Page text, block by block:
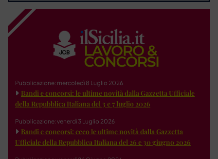
Pubblicazione: mercoledì 8 Luglio 2026
Bandi e concorsi: le ultime novità dalla Gazzetta Ufficiale
della Repubblica Italiana del 3 e 7 luglio 2026
Pubblicazione: venerdì 3 Luglio 2026
Bandi e concorsi: ecco le ultime novità dalla Gazzetta
Ufficiale della Repubblica Italiana del 26 e 30 giugno 2026